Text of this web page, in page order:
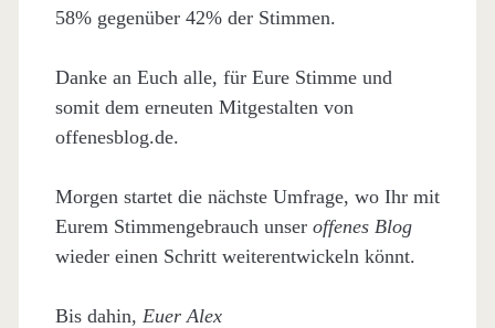
58% gegenüber 42% der Stimmen.
Danke an Euch alle, für Eure Stimme und
somit dem erneuten Mitgestalten von
offenesblog.de.
Morgen startet die nächste Umfrage, wo Ihr mit
Eurem Stimmengebrauch unser offenes Blog
wieder einen Schritt weiterentwickeln könnt.
Bis dahin, Euer Alex